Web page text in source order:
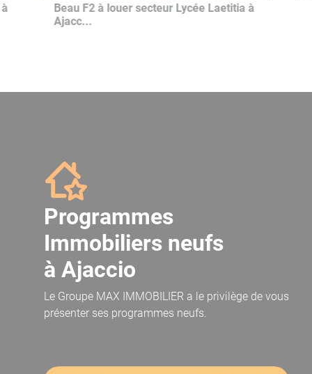
Beau F2 à louer secteur Lycée Laetitia à
Ajacc...
Programmes
Immobiliers neufs
à Ajaccio
Le Groupe MAX IMMOBILIER a le privilège de vous
présenter ses programmes neufs.